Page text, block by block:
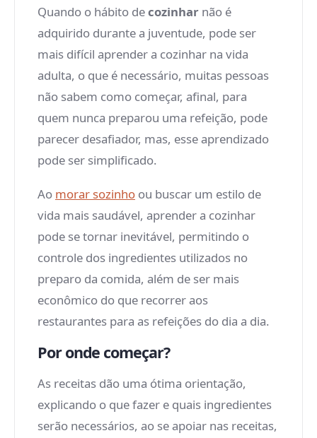
Quando o hábito decozinhar não é
adquirido durante a juventude, pode ser
mais difícil aprender a cozinhar na vida
adulta, o que é necessário, muitas pessoas
não sabem como começar, afinal, para
quem nunca preparou uma refeição, pode
parecer desafiador, mas, esse aprendizado
pode ser simplificado.
Ao morar sozinho ou buscar um estilo de
vida mais saudável, aprender a cozinhar
pode se tornar inevitável, permitindo o
controle dos ingredientes utilizados no
preparo da comida, além de ser mais
econômico do que recorrer aos
restaurantes para as refeições do dia a dia.
Por onde começar?
As receitas dão uma ótima orientação,
explicando o que fazer e quais ingredientes
serão necessários, ao se apoiar nas receitas,